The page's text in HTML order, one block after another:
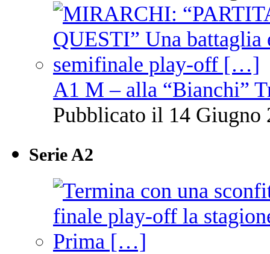
A1 M – alla “Bianchi”
Pubblicato il 14 Giugno
Serie A2